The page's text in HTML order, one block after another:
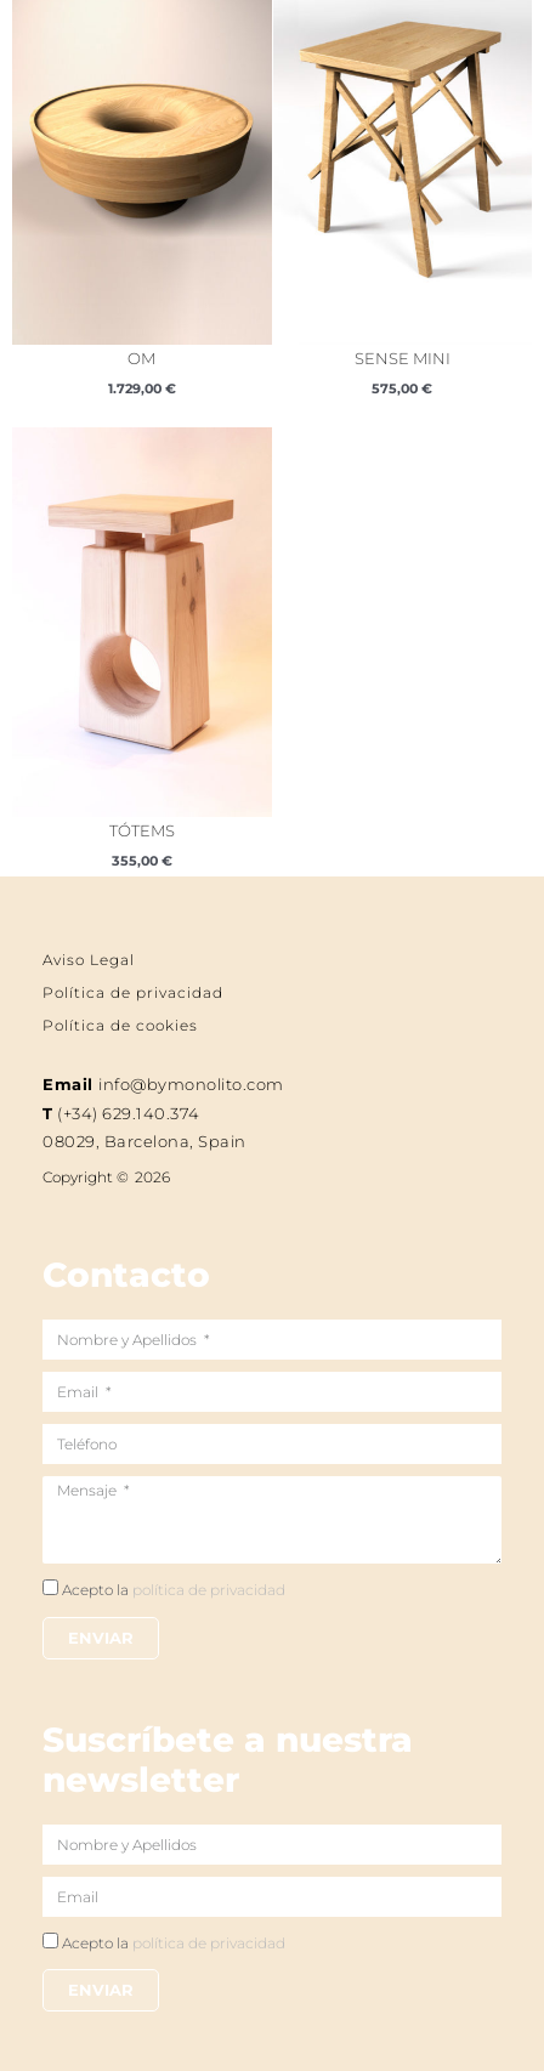
OM
1.729,00 €
SENSE MINI
575,00€
TÓTEMS
355,00 €
Aviso Legal
Política de privacidad
Política de cookies
Email info@bymonolito.com
T (+34) 629.140.374
08029, Barcelona, Spain
Copyright © 2026
Contacto
Nombre
y
Apellidos
Email
Teléfono
Mensaje
Acepto
la
política
Acepto la política de privacidad
ENVIAR
Suscríbete a nuestra
newsletter
Nombre
Email
Politica
Acepto la política de privacidad
ENVIAR